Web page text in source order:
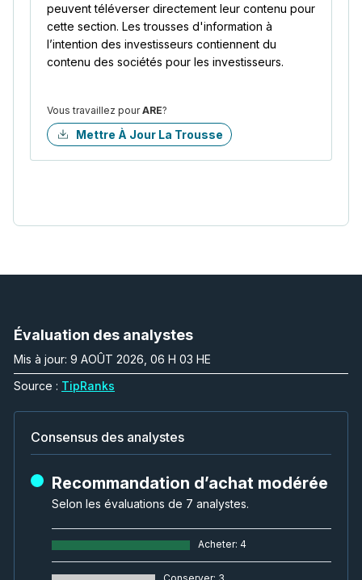
peuvent téléverser directement leur contenu pour
cette section. Les trousses d'information à
l’intention des investisseurs contiennent du
contenu des sociétés pour les investisseurs.
Vous travaillez pourARE?
Mettre À Jour La Trousse
Évaluation des analystes
Mis à jour: 9 AOÛT 2026, 06 H 03 HE
Source : TipRanks
Consensus des analystes
Recommandation d’achat modérée
Selon les évaluations de 7 analystes.
Acheter: 4